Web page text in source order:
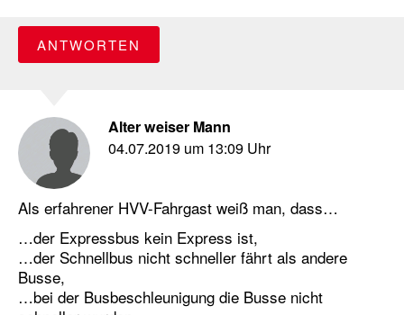
ANTWORTEN
Alter weiser Mann
04.07.2019 um 13:09 Uhr
Als erfahrener HVV-Fahrgast weiß man, dass…
…der Expressbus kein Express ist,
…der Schnellbus nicht schneller fährt als andere
Busse,
…bei der Busbeschleunigung die Busse nicht